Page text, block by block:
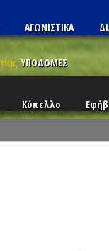
ΑΓΩΝΙΣΤΙΚΑ
ΥΠΟΔΟΜΕΣ
Κύπελλο